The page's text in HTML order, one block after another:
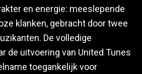
en energie: meeslepende
klanken, gebracht door twee
De volledige
de uitvoering van United Tunes
toegankelijk voor